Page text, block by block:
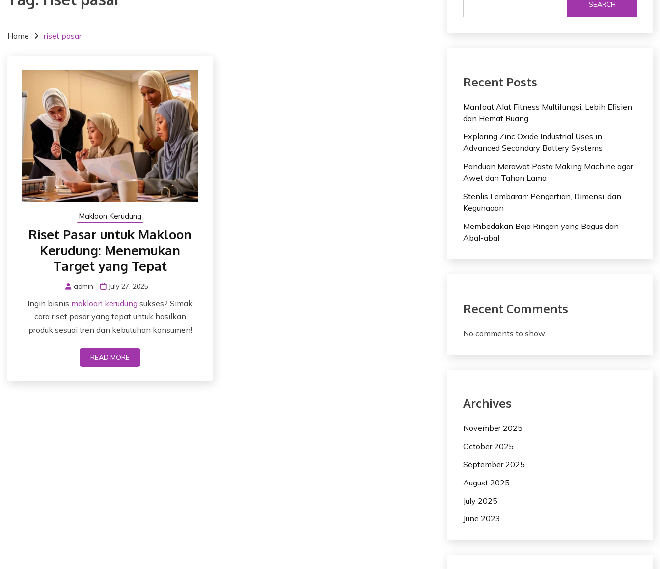
Home riset pasar
Makloon Kerudung
Riset Pasar untuk Makloon
Kerudung: Menemukan
Target yang Tepat
admin July 27, 2025
Ingin bisnis makloon kerudung sukses? Simak
cara riset pasar yang tepat untuk hasilkan
produk sesuai tren dan kebutuhan konsumen!
READ MORE
SEARCH
Recent Posts
Manfaat Alat Fitness Multifungsi, Lebih Efisien
dan Hemat Ruang
Exploring Zinc Oxide Industrial Uses in
Advanced Secondary Battery Systems
Panduan Merawat Pasta Making Machine agar
Awet dan Tahan Lama
Stenlis Lembaran: Pengertian, Dimensi, dan
Kegunaaan
Membedakan Baja Ringan yang Bagus dan
Abal-abal
Recent Comments
No comments to show.
Archives
November 2025
October 2025
September 2025
August 2025
July 2025
June 2023